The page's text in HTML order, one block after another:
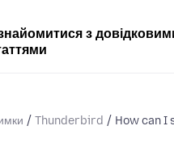
з
Thunderbird How can I